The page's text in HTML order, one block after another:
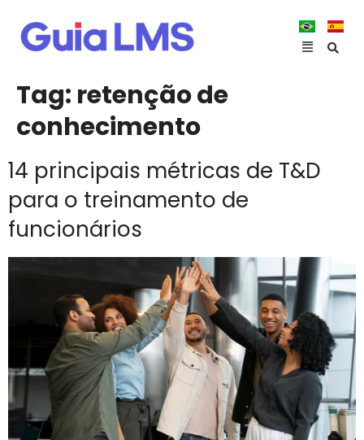
Tag: retenção de
conhecimento
14 principais métricas de T&D
para o treinamento de
funcionários